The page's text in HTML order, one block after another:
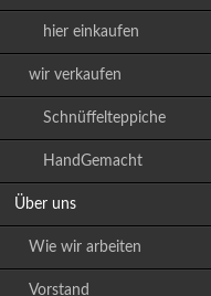
hier einkaufen
wir verkaufen
Schnüffelteppiche
HandGemacht
Über uns
Wie wir arbeiten
Vorstand